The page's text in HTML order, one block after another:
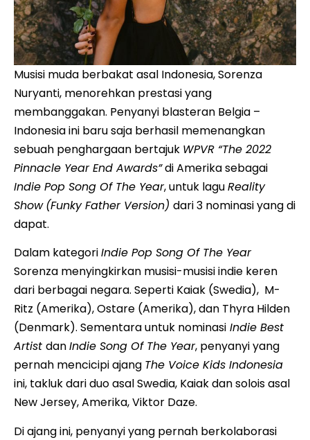
Musisi muda berbakat asal Indonesia, Sorenza
Nuryanti, menorehkan prestasi yang
membanggakan. Penyanyi blasteran Belgia –
Indonesia ini baru saja berhasil memenangkan
sebuah penghargaan bertajuk WPVR “The 2022
Pinnacle Year End Awards”di Amerika sebagai
Indie Pop Song Of The Year, untuk laguReality
Show (Funky Father Version) dari 3 nominasi yang di
dapat.
Dalam kategoriIndie Pop Song Of The Year
Sorenza menyingkirkan musisi-musisi indie keren
dari berbagai negara. Seperti Kaiak (Swedia), M-
Ritz (Amerika), Ostare (Amerika), dan Thyra Hilden
(Denmark). Sementara untuk nominasi Indie Best
Artist danIndie Song Of The Year, penyanyi yang
pernah mencicipi ajang The Voice Kids Indonesia
ini, takluk dari duo asal Swedia, Kaiak dan solois asal
New Jersey, Amerika, Viktor Daze.
Di ajang ini, penyanyi yang pernah berkolaborasi